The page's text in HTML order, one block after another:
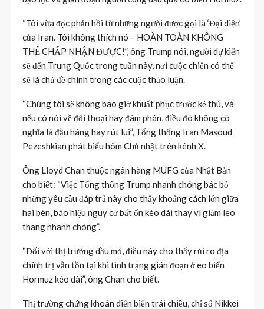
“Tôi vừa đọc phản hồi từ những người được gọi là ‘Đại diện’
của Iran. Tôi không thích nó – HOÀN TOÀN KHÔNG
THỂ CHẤP NHẬN ĐƯỢC!”, ông Trump nói, người dự kiến ​​
sẽ đến Trung Quốc trong tuần này, nơi cuộc chiến có thể
sẽ là chủ đề chính trong các cuộc thảo luận.
“Chúng tôi sẽ không bao giờ khuất phục trước kẻ thù, và
nếu có nói về đối thoại hay đàm phán, điều đó không có
nghĩa là đầu hàng hay rút lui”, Tổng thống Iran Masoud
Pezeshkian phát biểu hôm Chủ nhật trên kênh X.
Ông Lloyd Chan thuộc ngân hàng MUFG của Nhật Bản
cho biết: “Việc Tổng thống Trump nhanh chóng bác bỏ
những yêu cầu đáp trả này cho thấy khoảng cách lớn giữa
hai bên, báo hiệu nguy cơ bất ổn kéo dài thay vì giảm leo
thang nhanh chóng”.
“Đối với thị trường dầu mỏ, điều này cho thấy rủi ro địa
chính trị vẫn tồn tại khi tình trạng gián đoạn ở eo biển
Hormuz kéo dài”, ông Chan cho biết.
Thị trường chứng khoán diễn biến trái chiều, chỉ số Nikkei